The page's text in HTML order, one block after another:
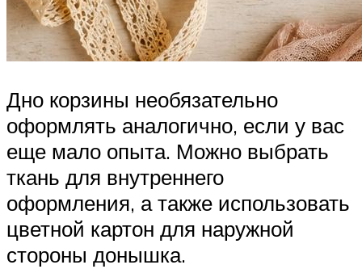
Дно корзины необязательно
оформлять аналогично, если у вас
еще мало опыта. Можно выбрать
ткань для внутреннего
оформления, а также использовать
цветной картон для наружной
стороны донышка.